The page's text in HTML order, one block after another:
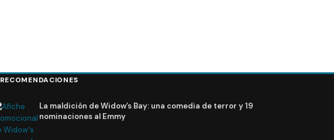
RECOMENDACIONES
La maldición de Widow’s Bay: una comedia de terror y 19
nominaciones al Emmy